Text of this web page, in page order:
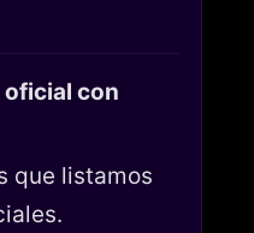
oficial con
que listamos